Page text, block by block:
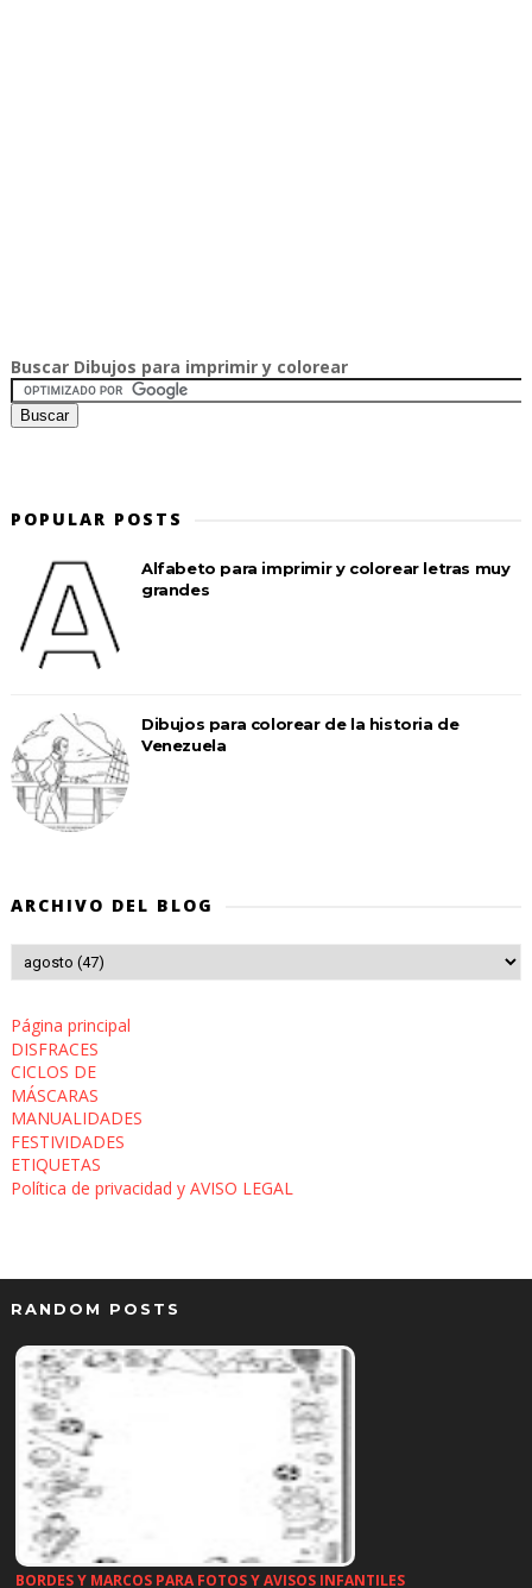
Buscar Dibujos para imprimir y colorear
POPULAR POSTS
Alfabeto para imprimir y colorear letras muy
grandes
Dibujos para colorear de la historia de
Venezuela
ARCHIVO DEL BLOG
Página principal
DISFRACES
CICLOS DE
MÁSCARAS
MANUALIDADES
FESTIVIDADES
ETIQUETAS
Política de privacidad y AVISO LEGAL
RANDOM POSTS
BORDES Y MARCOS PARA FOTOS Y AVISOS INFANTILES